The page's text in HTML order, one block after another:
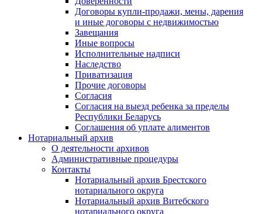
Договоры купли-продажи, мены, дарения
и иные договоры с недвижимостью
Завещания
Иные вопросы
Исполнительные надписи
Наследство
Приватизация
Прочие договоры
Согласия
Согласия на выезд ребенка за пределы
Республики Беларусь
Соглашения об уплате алиментов
Нотариальный архив
О деятельности архивов
Административные процедуры
Контакты
Нотариальный архив Брестского
нотариального округа
Нотариальный архив Витебского
нотариального округа